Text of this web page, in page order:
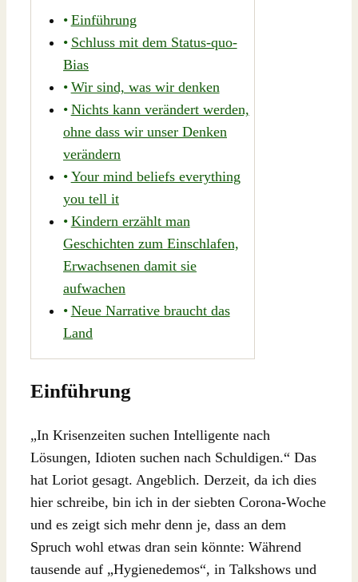
Einführung
Schluss mit dem Status-quo-
Bias
Wir sind, was wir denken
Nichts kann verändert werden,
ohne dass wir unser Denken
verändern
Your mind beliefs everything
you tell it
Kindern erzählt man
Geschichten zum Einschlafen,
Erwachsenen damit sie
aufwachen
Neue Narrative braucht das
Land
Einführung
„In Krisenzeiten suchen Intelligente nach
Lösungen, Idioten suchen nach Schuldigen.“ Das
hat Loriot gesagt. Angeblich. Derzeit, da ich dies
hier schreibe, bin ich in der siebten Corona-Woche
und es zeigt sich mehr denn je, dass an dem
Spruch wohl etwas dran sein könnte: Während
tausende auf „Hygienedemos“, in Talkshows und